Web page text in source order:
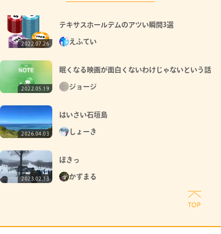
2022.07.26
テキサスホールデムのアツい瞬間3選
えふてい
2022.05.19
眠くなる映画が面白くないわけじゃないという話
ジョージ
2026.04.03
はいさい石垣島
しょーき
2023.02.13
ぽきっ
かずまる